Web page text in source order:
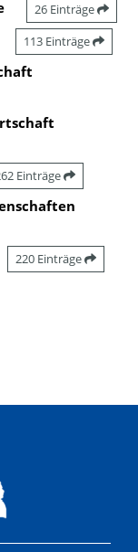
26 Einträge
113 Einträge
Einträge
220 Einträge